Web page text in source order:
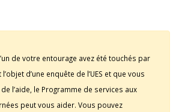
de votre entourage avez été touchés par
d’une enquête de l’UES et que vous
l’aide, le Programme de services aux
peut vous aider. Vous pouvez